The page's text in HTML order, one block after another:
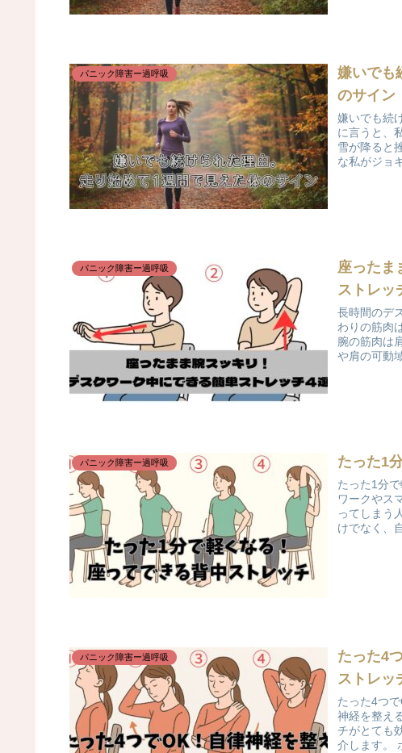
パニック障害ー過呼吸
嫌いでも
のサイン
嫌いでも続
に言うと、
雪が降ると
な私がジョ
パニック障害ー過呼吸
座ったま
ストレッ
長時間のデ
わりの筋肉
腕の筋肉は
や肩の可動
パニック障害ー過呼吸 たった1
たった1分
ワークやス
ってしまう
けでなく、
パニック障害ー過呼吸
たった4
ストレッ
たった4つ
神経を整え
チがとても
介します。